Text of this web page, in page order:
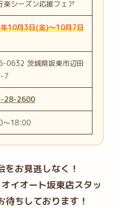
楽シーズン応援フェア
10月3日(金)～10月7日
0632 茨城県坂東市辺田
7
28-2600
～18:00
をお見逃しなく！
イオート坂東店スタッ
待ちしております！